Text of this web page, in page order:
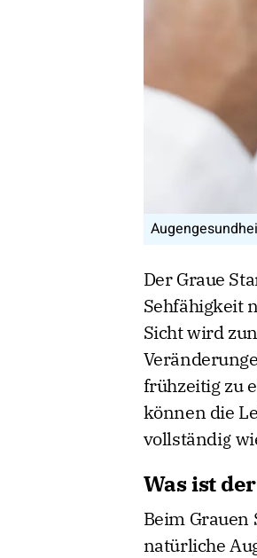
Der Graue
Sehfähigkeit
Sicht wird
frühzeitig zu
können die
vollständig
Was ist
Beim
natürliche